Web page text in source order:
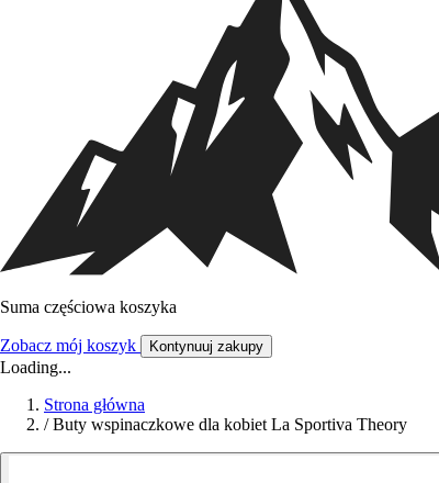
Suma częściowa koszyka
Zobacz mój koszyk Kontynuuj zakupy
Loading...
Strona główna
/ Buty wspinaczkowe dla kobiet La Sportiva Theory